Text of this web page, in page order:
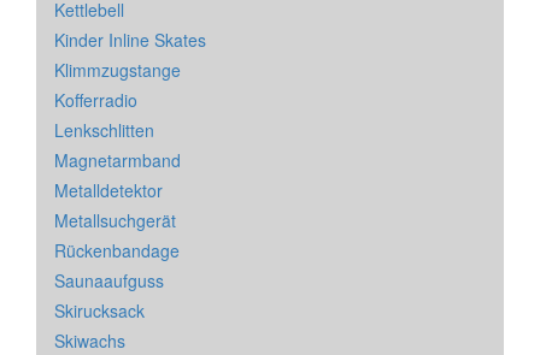
Kettlebell
Kinder Inline Skates
Klimmzugstange
Kofferradio
Lenkschlitten
Magnetarmband
Metalldetektor
Metallsuchgerät
Rückenbandage
Saunaaufguss
Skirucksack
Skiwachs